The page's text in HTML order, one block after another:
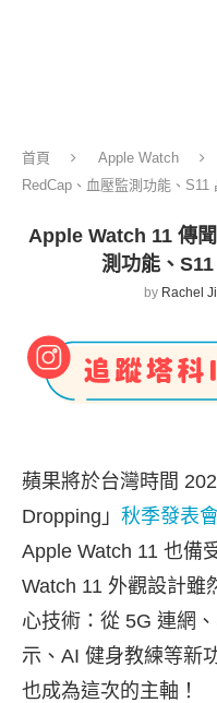
首頁 Apple Watch
RedCap、血壓監測功能、
Apple Watch 11 傳
測功能、
by Rachel
蘋果將於台灣時間
Dropping」 秋季發表
Apple Watch 11 也備
Watch 11 外觀設計雖
心技術：從 5G 連網
示、AI 健身教練等新
也成為這次的主軸！